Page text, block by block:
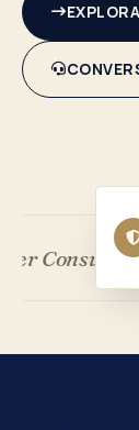
Consumer